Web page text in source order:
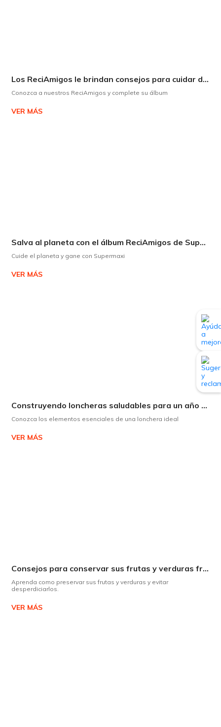
Los ReciAmigos le brindan consejos para cuidar del medio ambiente de forma divertida.
Conozca a nuestros ReciAmigos y complete su álbum
VER MÁS
Salva al planeta con el álbum ReciAmigos de Supermaxi
Cuide el planeta y gane con Supermaxi
VER MÁS
Construyendo loncheras saludables para un año escolar exitoso
Conozca los elementos esenciales de una lonchera ideal
VER MÁS
Consejos para conservar sus frutas y verduras frescas por más tiempo
Aprenda como preservar sus frutas y verduras y evitar
desperdiciarlos.
VER MÁS